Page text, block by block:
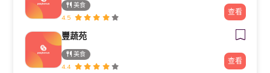
美食
4.5
查看
豐蔬苑
美食
4.4
查看